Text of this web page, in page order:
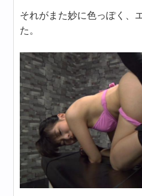
それがまた妙に色っぽく、
た。